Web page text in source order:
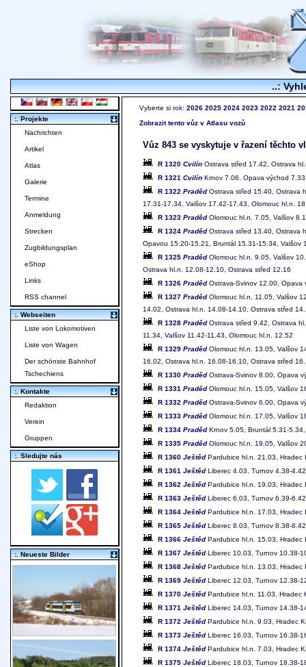
..:
Vyberte si rok: 2026 2025 2024 2023 2022 2021
Zobrazit tento vůz v Atlasu vozů
Vůz 843 se vyskytuje v řazení těchto
R 1320 Cvilín Ostrava střed 17.42, Ostrava
R 1321 Cvilín Krnov 7.06, Opava východ
R 1322 PradědOstrava střed 15.40, Ostrava
17.31-17.34, Valšov 17.42-17.43, Olomouc hl.n.
R 1323 PradědOlomouc hl.n. 7.05, Valšov
R 1324 PradědOstrava střed 13.40, Ostrava
Opavou 15.20-15.21, Bruntál 15.31-15.34, Valšov
R 1325 PradědOlomouc hl.n. 9.05, Valšov
Ostrava hl.n. 12.08-12.10, Ostrava střed 12.16
R 1326 PradědOstrava-Svinov 12.00, Opava
R 1327 PradědOlomouc hl.n. 11.05, Valšov
14.02, Ostrava hl.n. 14.08-14.10, Ostrava střed
R 1328 PradědOstrava střed 9.42, Ostrava
11.34, Valšov 11.42-11.43, Olomouc hl.n. 12.52
R 1329 PradědOlomouc hl.n. 13.05, Valšov
16.02, Ostrava hl.n. 16.08-16.10, Ostrava střed
R 1330 PradědOstrava-Svinov 8.00, Opava
R 1331 PradědOlomouc hl.n. 15.05, Valšov
R 1332 PradědOstrava-Svinov 6.00, Opava
R 1333 PradědOlomouc hl.n. 17.05, Valšov
R 1334 PradědKrnov 5.05, Bruntál 5.31-
R 1335 PradědOlomouc hl.n. 19.05, Valšov
R 1360 JeštědPardubice hl.n. 21.03, Hradec
R 1361 JeštědLiberec 4.03, Turnov 4.38-
R 1362 JeštědPardubice hl.n. 19.03, Hradec
R 1363 JeštědLiberec 6.03, Turnov 6.39-
R 1364 JeštědPardubice hl.n. 17.03, Hradec
R 1365 JeštědLiberec 8.03, Turnov 8.38-
R 1366 JeštědPardubice hl.n. 15.03, Hradec
R 1367 JeštědLiberec 10.03, Turnov 10.38-
R 1368 JeštědPardubice hl.n. 13.03, Hradec
R 1369 JeštědLiberec 12.03, Turnov 12.38-
R 1370 JeštědPardubice hl.n. 11.03, Hradec
R 1371 JeštědLiberec 14.03, Turnov 14.38-
R 1372 JeštědPardubice hl.n. 9.03, Hradec
R 1373 JeštědLiberec 16.03, Turnov 16.38-
R 1374 JeštědPardubice hl.n. 7.03, Hradec
R 1375 JeštědLiberec 18.03, Turnov 18.38-
:. Projekte
Nachrichten
Artikel
Atlas
Galerie
Termine
Anmeldung
Strecken
Zugbildungsplan
eShop
Links
RSS channel
:. Webseiten
Liste von Lokomotiven
Liste von Wagen
Der schönste Bahnhof
Tschechiens
:. Kontakte
Redaktion
Verein
Gruppen
:. Sledujte nás
:. Neueste Bilder